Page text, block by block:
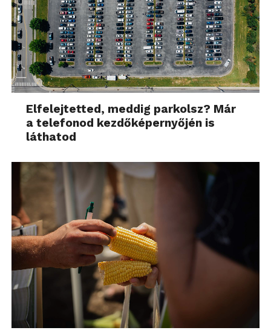
Elfelejtetted, meddig parkolsz? Már
a telefonod kezdőképernyőjén is
láthatod